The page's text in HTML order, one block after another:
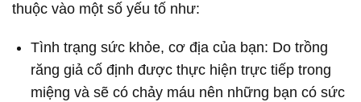
thuộc vào một số yếu tố như:
Tình trạng sức khỏe, cơ địa của bạn: Do trồng
răng giả cố định được thực hiện trực tiếp trong
miệng và sẽ có chảy máu nên những bạn có sức